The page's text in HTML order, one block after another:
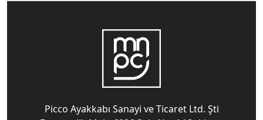
Picco Ayakkabı Sanayi ve Ticaret Ltd. Şti